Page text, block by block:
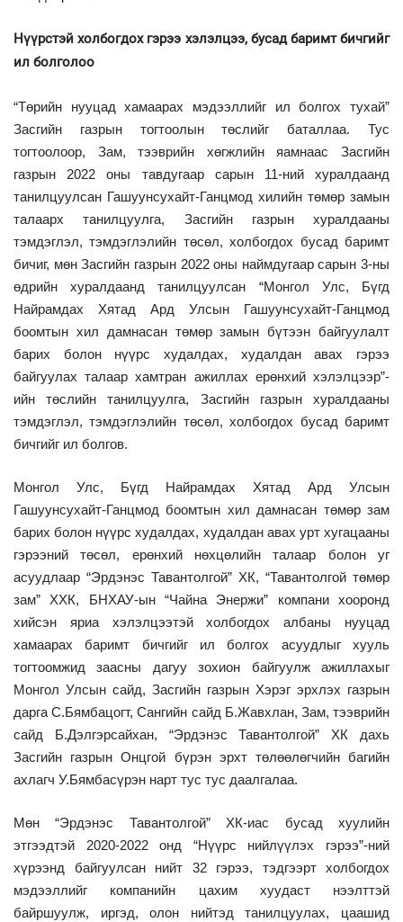
Нүүрстэй холбогдох гэрээ хэлэлцээ, бусад баримт бичгийг
ил болголоо
“Төрийн нууцад хамаарах мэдээллийг ил болгох тухай”
Засгийн газрын тогтоолын төслийг баталлаа. Тус
тогтоолоор, Зам, тээврийн хөгжлийн яамнаас Засгийн
газрын 2022 оны тавдугаар сарын 11-ний хуралдаанд
танилцуулсан Гашуунсухайт-Ганцмод хилийн төмөр замын
талаарх танилцуулга, Засгийн газрын хуралдааны
тэмдэглэл, тэмдэглэлийн төсөл, холбогдох бусад баримт
бичиг, мөн Засгийн газрын 2022 оны наймдугаар сарын 3-ны
өдрийн хуралдаанд танилцуулсан “Монгол Улс, Бүгд
Найрамдах Хятад Ард Улсын Гашуунсухайт-Ганцмод
боомтын хил дамнасан төмөр замын бүтээн байгуулалт
барих болон нүүрс худалдах, худалдан авах гэрээ
байгуулах талаар хамтран ажиллах ерөнхий хэлэлцээр”-
ийн төслийн танилцуулга, Засгийн газрын хуралдааны
тэмдэглэл, тэмдэглэлийн төсөл, холбогдох бусад баримт
бичгийг ил болгов.
Монгол Улс, Бүгд Найрамдах Хятад Ард Улсын
Гашуунсухайт-Ганцмод боомтын хил дамнасан төмөр зам
барих болон нүүрс худалдах, худалдан авах урт хугацааны
гэрээний төсөл, ерөнхий нөхцөлийн талаар болон уг
асуудлаар “Эрдэнэс Тавантолгой” ХК, “Тавантолгой төмөр
зам” ХХК, БНХАУ-ын “Чайна Энержи” компани хооронд
хийсэн яриа хэлэлцээтэй холбогдох албаны нууцад
хамаарах баримт бичгийг ил болгох асуудлыг хууль
тогтоомжид заасны дагуу зохион байгуулж ажиллахыг
Монгол Улсын сайд, Засгийн газрын Хэрэг эрхлэх газрын
дарга С.Бямбацогт, Сангийн сайд Б.Жавхлан, Зам, тээврийн
сайд Б.Дэлгэрсайхан, “Эрдэнэс Тавантолгой” ХК дахь
Засгийн газрын Онцгой бүрэн эрхт төлөөлөгчийн багийн
ахлагч У.Бямбасүрэн нарт тус тус даалгалаа.
Мөн “Эрдэнэс Тавантолгой” ХК-иас бусад хуулийн
этгээдтэй 2020-2022 онд “Нүүрс нийлүүлэх гэрээ”-ний
хүрээнд байгуулсан нийт 32 гэрээ, тэдгээрт холбогдох
мэдээллийг компанийн цахим хуудаст нээлттэй
байршуулж, иргэд, олон нийтэд танилцуулах, цаашид